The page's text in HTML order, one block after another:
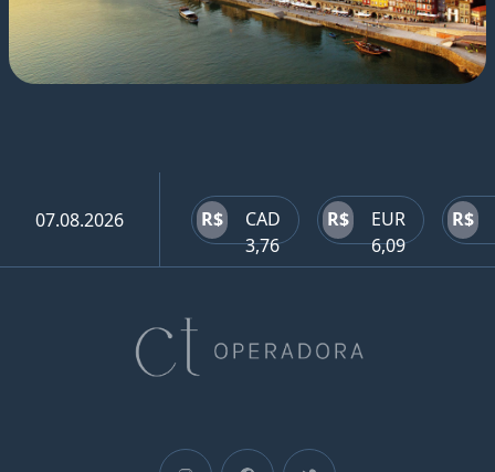
07.08.2026 R$
CAD
3,76
R$
EUR
6,09
R$